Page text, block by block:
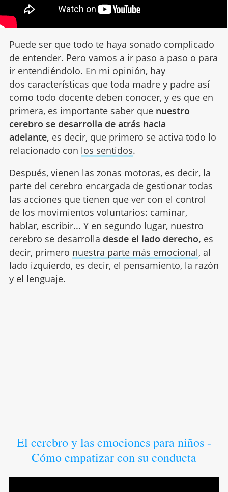
Puede ser que todo te haya sonado complicado
de entender. Pero vamos a ir paso a paso o para
ir entendiéndolo. En mi opinión, hay
dos características que toda madre y padre así
como todo docente deben conocer, y es que en
primera, es importante saber que nuestro
cerebro se desarrolla de atrás hacia
adelante, es decir, que primero se activa todo lo
relacionado con los sentidos.
Después, vienen las zonas motoras, es decir, la
parte del cerebro encargada de gestionar todas
las acciones que tienen que ver con el control
de los movimientos voluntarios: caminar,
hablar, escribir... Y en segundo lugar, nuestro
cerebro se desarrolla desde el lado derecho, es
decir, primero nuestra parte más emocional, al
lado izquierdo, es decir, el pensamiento, la razón
y el lenguaje.
El cerebro y las emociones para niños -
Cómo empatizar con su conducta